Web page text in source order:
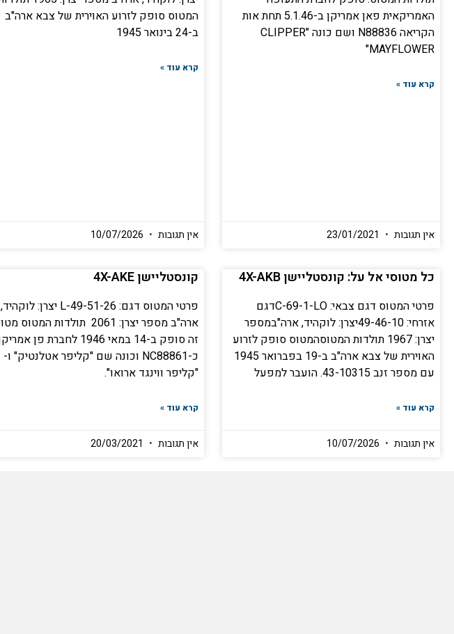
האמריקאית פאן אמריקן ב-5.1.46 תחת אות
הקריאה N88836 ושם כונה "CLIPPER
MAYFLOWER"
קרא עוד »
אין תגובות
המטוס סופק לזרוע האוירית של צבא ארה"ב
ב-24 בינואר 1945
קרא עוד »
אין תגובות
כל מטוסי אל על: קונסטליישן 4X-AKB
פרטי המטוס דגם צבאי: C-69-1-LOדגם
אזרחי: 49-46-10יצרן: לוקהיד, ארה"במספר
יצרן: 1967 תולדות המטוסהמטוס סופק לזרוע
האוירית של צבא ארה"ב ב-19 בפברואר 1945
עם מספר זנב 43-10315. הועבר למפעל
קרא עוד »
אין תגובות
קונסטליישן 4X-AKE
פרטי המטוס דגם: L-49-51-26 יצרן: לוקהיד,
ארה"ב מספר יצרן: 2061 תולדות המטוס
זה סופק ב-14 במאי 1946 לחברת פן
כ-NC88861 וכונה שם "קליפר אטלנטיק" ו-
"קליפר ווינגד ארואו".
קרא עוד »
אין תגובות